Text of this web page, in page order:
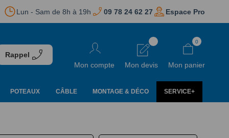
Lun - Sam de 8h à 19h 09 78 24 62 27 Espace Pro
Rappel
Mon compte
Mon devis Mon panier
0
POTEAUX CÂBLE MONTAGE & DÉCO SERVICE+